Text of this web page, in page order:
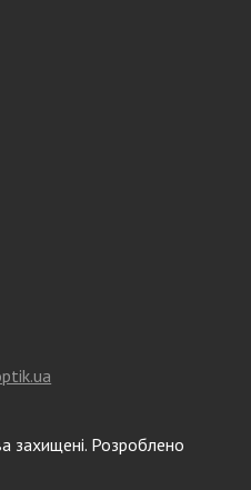
захищені. Розроблено